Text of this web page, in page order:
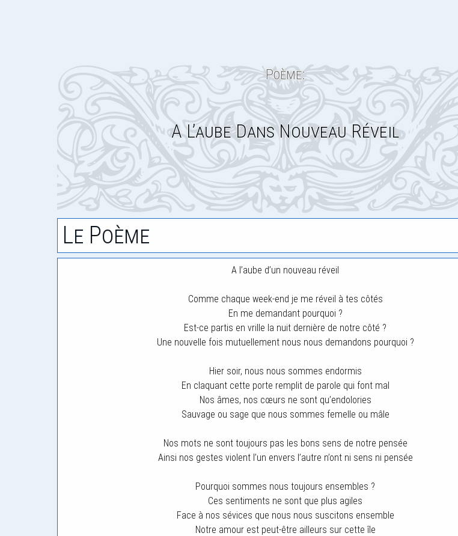
Poème:
A L’aube Dans Nouveau Réveil
Le Poème
A l’aube d’un nouveau réveil
Comme chaque week-end je me réveil à tes côtés
En me demandant pourquoi ?
Est-ce partis en vrille la nuit dernière de notre côté ?
Une nouvelle fois mutuellement nous nous demandons pourquoi ?
Hier soir, nous nous sommes endormis
En claquant cette porte remplit de parole qui font mal
Nos âmes, nos cœurs ne sont qu’endolories
Sauvage ou sage que nous sommes femelle ou mâle
Nos mots ne sont toujours pas les bons sens de notre pensée
Ainsi nos gestes violent l’un envers l’autre n’ont ni sens ni pensée
Pourquoi sommes nous toujours ensembles ?
Ces sentiments ne sont que plus agiles
Face à nos sévices que nous nous suscitons ensemble
Notre amour est peut-être ailleurs sur cette île